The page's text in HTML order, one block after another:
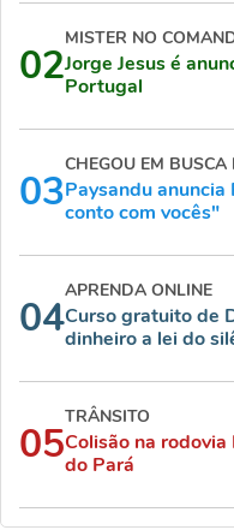
02
MISTER NO
Jorge Jesus é
Portugal
03
CHEGOU EM BUSCA
Paysandu
conto com vocês"
04
APRENDA ONLINE
Curso gratuito de
dinheiro a lei do
05
TRÂNSITO
Colisão na
do Pará